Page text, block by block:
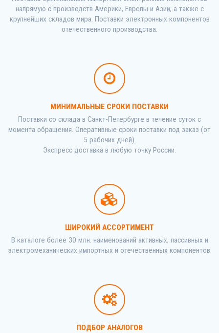
напрямую с производств Америки, Европы и Азии, а также с
крупнейших складов мира. Поставки электронных компонентов
отечественного производства.
МИНИМАЛЬНЫЕ СРОКИ ПОСТАВКИ
Поставки со склада в Санкт-Петербурге в течение суток с
момента обращения. Оперативные сроки поставки под заказ (от
5 рабочих дней).
Экспресс доставка в любую точку России.
ШИРОКИЙ АССОРТИМЕНТ
В каталоге более 30 млн. наименований активных, пассивных и
электромеханических импортных и отечественных компонентов.
ПОДБОР АНАЛОГОВ